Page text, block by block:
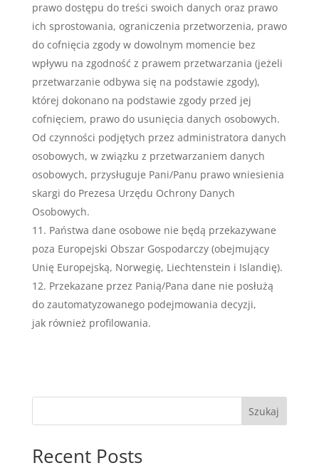
prawo dostępu do treści swoich danych oraz prawo
ich sprostowania, ograniczenia przetworzenia, prawo
do cofnięcia zgody w dowolnym momencie bez
wpływu na zgodność z prawem przetwarzania (jeżeli
przetwarzanie odbywa się na podstawie zgody),
której dokonano na podstawie zgody przed jej
cofnięciem, prawo do usunięcia danych osobowych.
Od czynności podjętych przez administratora danych
osobowych, w związku z przetwarzaniem danych
osobowych, przysługuje Pani/Panu prawo wniesienia
skargi do Prezesa Urzędu Ochrony Danych
Osobowych.
Państwa dane osobowe nie będą przekazywane
poza Europejski Obszar Gospodarczy (obejmujący
Unię Europejską, Norwegię, Liechtenstein i Islandię).
Przekazane przez Panią/Pana dane nie posłużą
do zautomatyzowanego podejmowania decyzji,
jak również profilowania.
Szukaj
Recent Posts